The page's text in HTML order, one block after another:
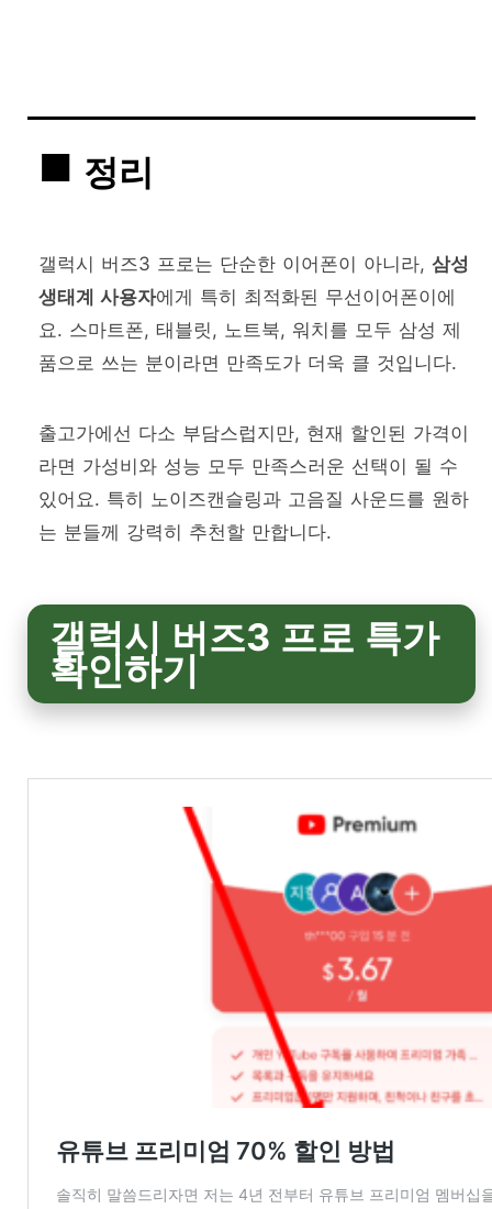
정리
갤럭시 버즈3 프로는 단순한 이어폰이 아니라, 삼성
생태계 사용자에게 특히 최적화된 무선이어폰이에
요. 스마트폰, 태블릿, 노트북, 워치를 모두 삼성 제
품으로 쓰는 분이라면 만족도가 더욱 클 것입니다.
출고가에선 다소 부담스럽지만, 현재 할인된 가격이
라면 가성비와 성능 모두 만족스러운 선택이 될 수
있어요. 특히 노이즈캔슬링과 고음질 사운드를 원하
는 분들께 강력히 추천할 만합니다.
갤럭시 버즈3 프로 특가
확인하기